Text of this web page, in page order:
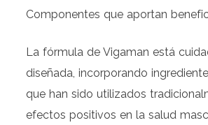
Componentes que aportan
La fórmula de Vigaman está
diseñada, incorporando
que han sido utilizados
efectos positivos en la salud